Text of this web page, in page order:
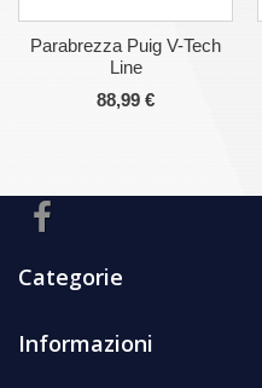
Parabrezza Puig V-Tech
Line
88,99 €
Categorie
Informazioni